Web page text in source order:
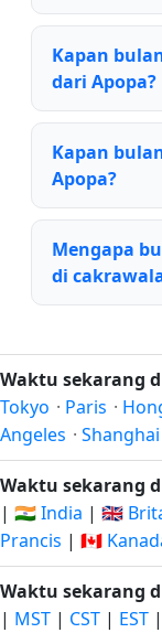
Kapan
dari Apopa?
Kapan
Apopa?
Mengapa
di
Waktu sekarang
Tokyo · Paris ·
Angeles · Shanghai
Waktu sekarang
| 🇮🇳 India | 🇬🇧
Prancis | 🇨🇦
Waktu sekarang
| MST | CST | EST |